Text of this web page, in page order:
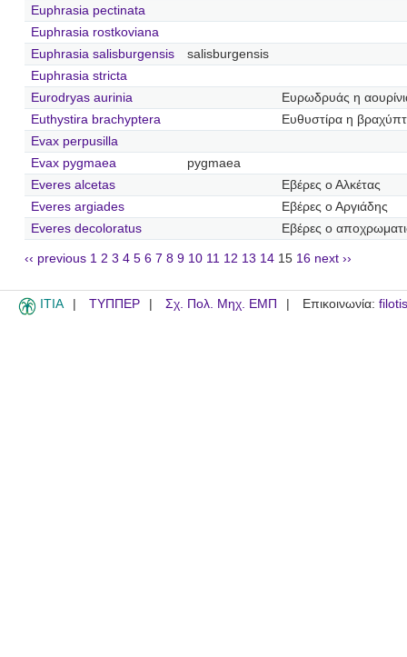
Euphrasia pectinata
Euphrasia rostkoviana
Euphrasia salisburgensis
salisburgensis
Euphrasia stricta
Eurodryas aurinia
Ευρωδρυάς η
Euthystira brachyptera
Ευθυστίρα η
Evax perpusilla
Evax pygmaea
pygmaea
Everes alcetas
Εβέρες ο Αλκέτας
Everes argiades
Εβέρες ο Αργιάδης
Everes decoloratus
Εβέρες ο
‹‹ previous 1 2 3 4 5 6 7 8 9 10 11 12 13 14 15 16 next ››
ITIA ΤΥΠΠΕΡ Σχ. Πολ. Μηχ. ΕΜΠ Επικοινωνία: